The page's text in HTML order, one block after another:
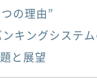
の理由”
キングシステ
と展望